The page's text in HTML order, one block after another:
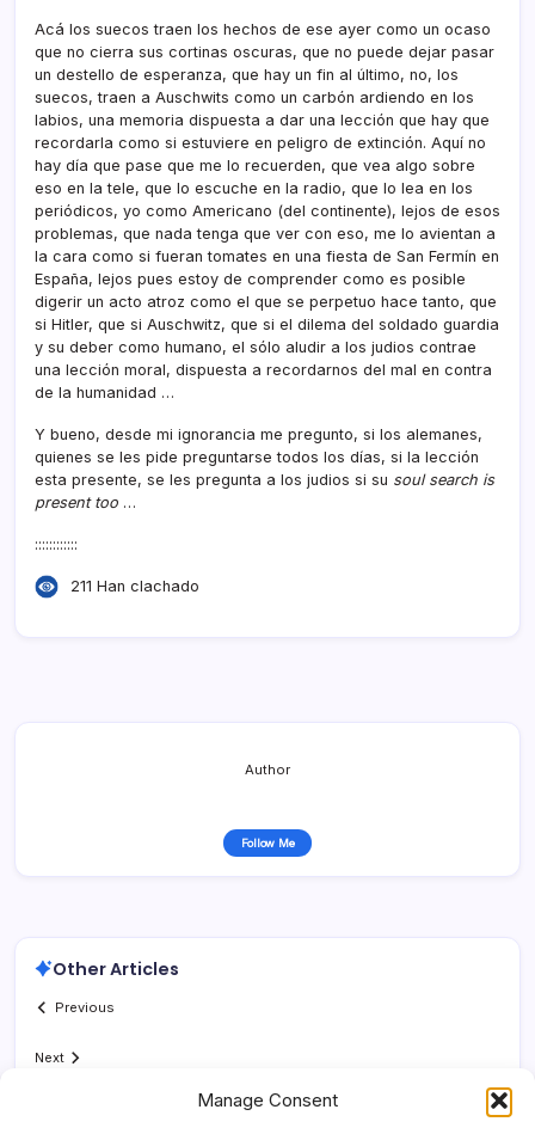
Manage Consent
Acá los suecos traen los hechos de ese ayer como un ocaso
que no cierra sus cortinas oscuras, que no puede dejar pasar
un destello de esperanza, que hay un fin al último, no, los
suecos, traen a Auschwits como un carbón ardiendo en los
labios, una memoria dispuesta a dar una lección que hay que
recordarla como si estuviere en peligro de extinción. Aquí­ no
hay dí­a que pase que me lo recuerden, que vea algo sobre
eso en la tele, que lo escuche en la radio, que lo lea en los
periódicos, yo como Americano (del continente), lejos de esos
problemas, que nada tenga que ver con eso, me lo avientan a
la cara como si fueran tomates en una fiesta de San Fermí­n en
España, lejos pues estoy de comprender como es posible
digerir un acto atroz como el que se perpetuo hace tanto, que
si Hitler, que si Auschwitz, que si el dilema del soldado guardia
y su deber como humano, el sólo aludir a los judios contrae
una lección moral, dispuesta a recordarnos del mal en contra
de la humanidad …
Y bueno, desde mi ignorancia me pregunto, si los alemanes,
quienes se les pide preguntarse todos los dí­as, si la lección
esta presente, se les pregunta a los judios si su soul search is
present too …
::::::::::::
211 Han clachado
Author
Follow Me
Other Articles
Previous
Next